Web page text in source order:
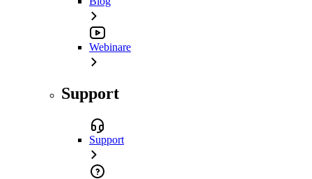
Webinare
Support
Support